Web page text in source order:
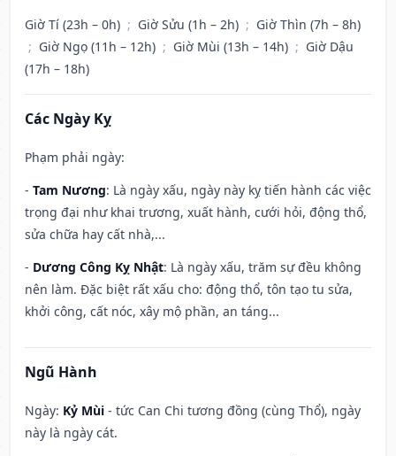
Giờ Tí (23h – 0h) ; Giờ Sửu (1h – 2h) ; Giờ Thìn (7h – 8h)
; Giờ Ngọ (11h – 12h) ; Giờ Mùi (13h – 14h) ; Giờ Dậu
(17h – 18h)
Các Ngày Kỵ
Phạm phải ngày:
- Tam Nương: Là ngày xấu, ngày này kỵ tiến hành các việc
trọng đại như khai trương, xuất hành, cưới hỏi, động thổ,
sửa chữa hay cất nhà,...
- Dương Công Kỵ Nhật: Là ngày xấu, trăm sự đều không
nên làm. Đặc biệt rất xấu cho: động thổ, tôn tạo tu sửa,
khởi công, cất nóc, xây mộ phần, an táng...
Ngũ Hành
Ngày: Kỷ Mùi - tức Can Chi tương đồng (cùng Thổ), ngày
này là ngày cát.